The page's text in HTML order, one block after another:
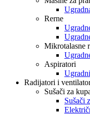
Rerne
Mikrotalasne
Aspiratori
Radijatori i
Sušači za
Sušači